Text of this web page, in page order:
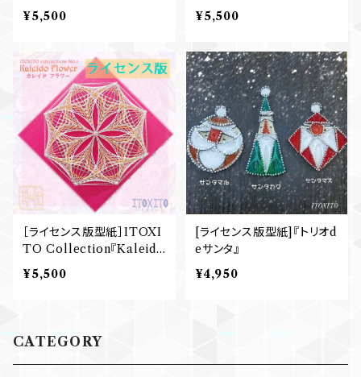
¥5,500
『Enjoy clear sailing ～
順風満帆～』
¥5,500
［ライセンス版型紙］ITOXI
TO Collection『Kaleido
Flower』
¥5,500
[ライセンス版型紙]『トリオd
eサンタ』
¥4,950
CATEGORY